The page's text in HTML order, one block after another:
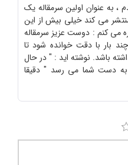
، به عنوان اولین سرمقاله یک
می کند خیلی بیش از این
می کنم : دوست عزیز سرمقاله
بار با دقت خوانده شود تا
باشد. نوشته اید : " در حال
به دست شما می رسد " دقیقا